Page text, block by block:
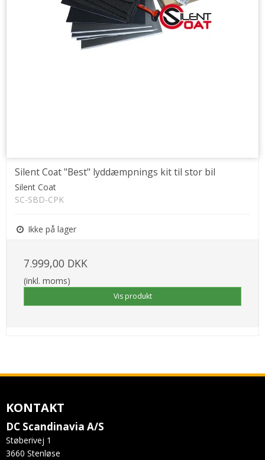
Silent Coat "Best" lyddæmpnings kit til stor bil
Silent Coat
SC-SBD-CPK
Ikke på lager
7.999,00 DKK
(inkl. moms)
Vis produkt
KONTAKT
DC Scandinavia A/S
Støberivej 1
3660 Stenløse